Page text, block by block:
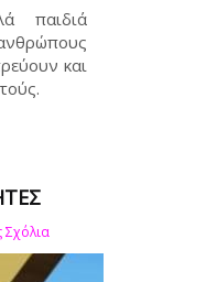
παιδιά
και
Σχόλια